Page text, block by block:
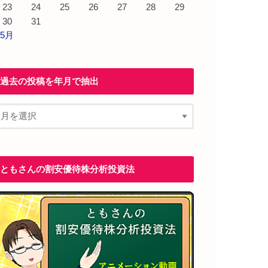
23 24 25 26 27 28
29
30
31
月
過去の投稿を年月で抽出
ともさんの割安優待株分析投資法